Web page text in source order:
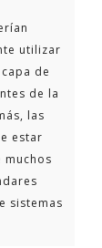
utilizar
de
de la
las
estar
muchos
sistemas